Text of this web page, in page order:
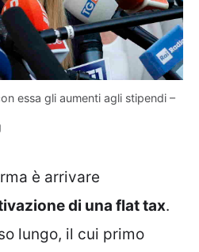
essa gli aumenti agli stipendi –
è arrivare
di una flat tax.
lungo, il cui primo